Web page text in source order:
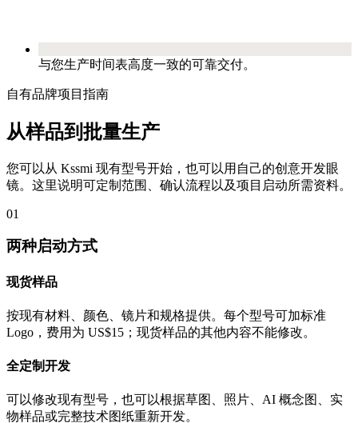
与您生产时间表高度一致的可靠交付。
自有品牌项目指南
从样品到批量生产
您可以从 Kssmi 现有型号开始，也可以用自己的创意开发眼
镜。这里说明可定制范围、确认流程以及项目启动所需资料。
01
两种启动方式
现货样品
按现有材料、颜色、镜片和规格提供。每个型号可加标准
Logo，费用为 US$15；现货样品的其他内容不能修改。
全定制开发
可以修改现有型号，也可以根据草图、照片、AI 概念图、实
物样品或完整技术图纸重新开发。